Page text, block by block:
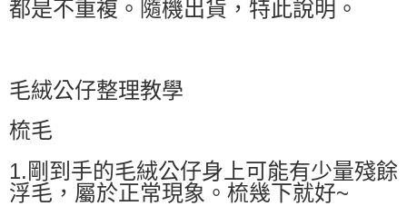
都是不重複。隨機出貨，特此說明。
毛絨公仔整理教學
梳毛
1.剛到手的毛絨公仔身上可能有少量殘餘
浮毛，屬於正常現象。梳幾下就好~